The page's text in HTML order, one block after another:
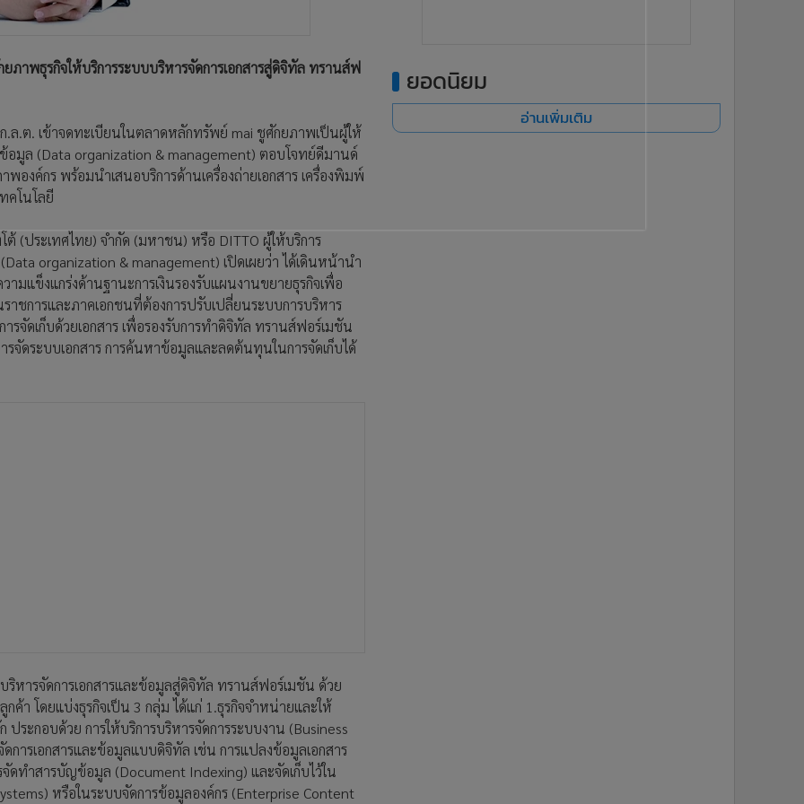
าพธุรกิจให้บริการระบบบริหารจัดการเอกสารสู่ดิจิทัล ทรานส์ฟ
.ต. เข้าจดทะเบียนในตลาดหลักทรัพย์ mai ชูศักยภาพเป็นผู้ให้
อมูล (Data organization & management) ตอบโจทย์ดีมานด์
งค์กร พร้อมนำเสนอบริการด้านเครื่องถ่ายเอกสาร เครื่องพิมพ์
คโนโลยี
(ประเทศไทย) จำกัด (มหาชน) หรือ DITTO ผู้ให้บริการ
organization & management) เปิดเผยว่า ได้เดินหน้านำ
มแข็งแกร่งด้านฐานะการเงินรองรับแผนงานขยายธุรกิจเพื่อ
าชการและภาคเอกชนที่ต้องการปรับเปลี่ยนระบบการบริหาร
จัดเก็บด้วยเอกสาร เพื่อรองรับการทำดิจิทัล ทรานส์ฟอร์เมชัน
รจัดระบบเอกสาร การค้นหาข้อมูลและลดต้นทุนในการจัดเก็บได้
ารจัดการเอกสารและข้อมูลสู่ดิจิทัล ทรานส์ฟอร์เมชัน ด้วย
ค้า โดยแบ่งธุรกิจเป็น 3 กลุ่ม ได้แก่ 1.ธุรกิจจำหน่ายและให้
ระกอบด้วย การให้บริการบริหารจัดการระบบงาน (Business
การเอกสารและข้อมูลแบบดิจิทัล เช่น การแปลงข้อมูลเอกสาร
ทำสารบัญข้อมูล (Document Indexing) และจัดเก็บไว้ใน
หรือในระบบจัดการข้อมูลองค์กร (Enterprise Content
ยอดนิยม
อ่านเพิ่มเติม